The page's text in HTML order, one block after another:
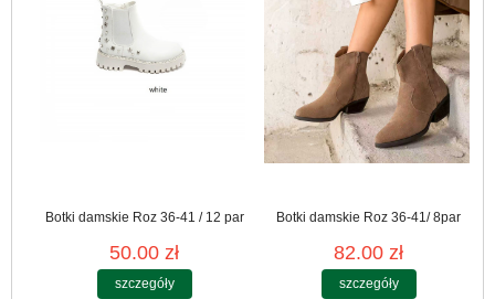
Botki damskie Roz 36-41 / 12 par
50.00 zł
szczegóły
Botki damskie Roz 36-41/ 8par
82.00 zł
szczegóły